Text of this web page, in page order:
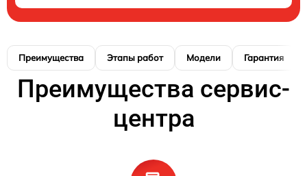
Преимущества Этапы работ Модели Гарантия
Преимущества сервис-
центра